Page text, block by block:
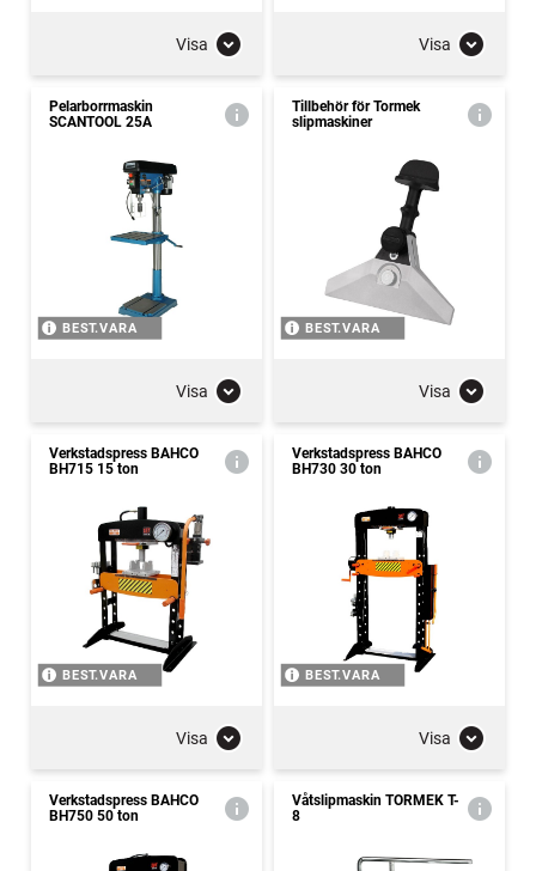
Visa Visa
Pelarborrmaskin
SCANTOOL 25A
BEST.VARA
Visa
Tillbehör för Tormek
slipmaskiner
BEST.VARA
Visa
Verkstadspress BAHCO
BH715 15 ton
BEST.VARA
Visa
Verkstadspress BAHCO
BH730 30 ton
BEST.VARA
Visa
Verkstadspress BAHCO
BH750 50 ton
Våtslipmaskin TORMEK T-
8